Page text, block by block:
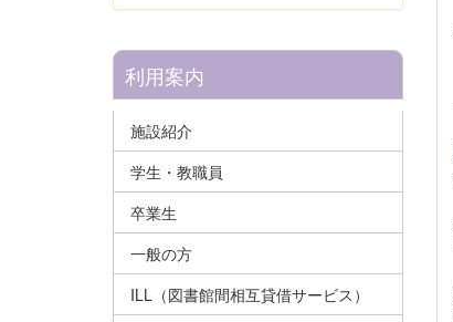
利用案内
施設紹介
学生・教職員
卒業生
一般の方
ILL（図書館間相互貸借サービス）